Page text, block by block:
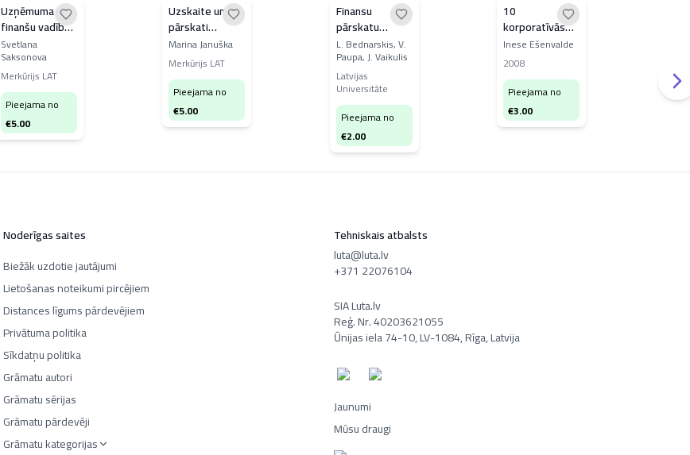
Uzņēmuma
finanšu vadības
praktiskās
metodes
Svetlana
Saksonova
Merkūrijs LAT
Pieejama no
€5.00
Uzskaite un
pārskati
mūsdienu
uzņēmējdarbībā
Marina Januška
Merkūrijs LAT
Pieejama no
€5.00
Finansu
pārskatu
analīze
L. Bednarskis, V.
Paupa, J. Vaikulis
Latvijas
Universitāte
Pieejama no
€2.00
10
korporatīvās
uzvedības
baušļi
Inese Ešenvalde
2008
Pieejama no
€3.00
LAT
Noderīgas saites
Biežāk uzdotie jautājumi
Lietošanas noteikumi pircējiem
Distances līgums pārdevējiem
Privātuma politika
Sīkdatņu politika
Grāmatu autori
Grāmatu sērijas
Grāmatu pārdevēji
Grāmatu kategorijas
Tehniskais atbalsts
luta@luta.lv
+371 22076104
SIA Luta.lv
Reģ. Nr. 40203621055
Ūnijas iela 74-10, LV-1084, Rīga, Latvija
Jaunumi
Mūsu draugi